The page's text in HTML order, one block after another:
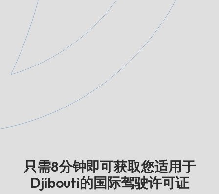
只需8分钟即可获取您适用于
Djibouti的国际驾驶许可证